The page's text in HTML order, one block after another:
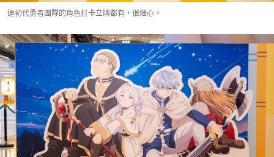
連初代勇者團隊的角色打卡立牌都有，很細心。